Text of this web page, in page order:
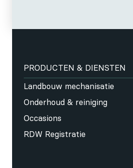
PRODUCTEN & DIENSTEN
Landbouw mechanisatie
Onderhoud & reiniging
Occasions
RDW Registratie